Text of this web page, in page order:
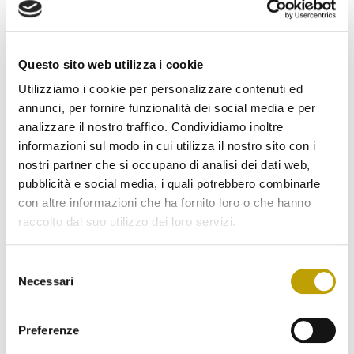
Questo sito web utilizza i cookie
Utilizziamo i cookie per personalizzare contenuti ed
annunci, per fornire funzionalità dei social media e per
analizzare il nostro traffico. Condividiamo inoltre
informazioni sul modo in cui utilizza il nostro sito con i
nostri partner che si occupano di analisi dei dati web,
pubblicità e social media, i quali potrebbero combinarle
con altre informazioni che ha fornito loro o che hanno
raccolto dal suo utilizzo dei loro servizi.
delNecessari
Preferenze
È importante assicurarsi che in cucina l’olio nonsia
esposto ai raggi diretti del solené sia troppo vicino a
(tende a solidificarlo), per questo non va messo in
frigorifero ed è sconsigliato conservarlo all’ esterno
soprattutto diinvernonei luoghi in cui il clima è rigido.
L’olio di oliva ed EVO andrebbe conservatotra 10° e 24°
latemperatura ottimaleper la conservazione è tra i
12°e i18°C.
La luce
cambiamenti
Ancor prima di arrivare nella tua dispensa, durante la